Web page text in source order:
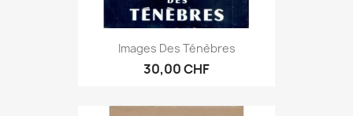
Images Des Ténèbres
30,00 CHF